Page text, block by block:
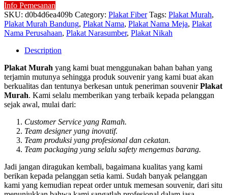
Info Pemesanan
SKU: d0b4d6ea409b Category: Plakat Fiber Tags: Plakat Murah,
Plakat Murah Bandung, Plakat Nama, Plakat Nama Meja, Plakat
Nama Perusahaan, Plakat Narasumber, Plakat Nikah
Description
Plakat Murah yang kami buat menggunakan bahan bahan yang
terjamin mutunya sehingga produk souvenir yang kami buat akan
berkualitas dan tentunya berkesan untuk peneriman souvenirPlakat
Murah. Kami selalu memberikan yang terbaik kepada pelanggan
sejak awal, mulai dari:
Customer Service yang Ramah.
Team designer yang inovatif.
Team produksi yang profesional dan cekatan.
Team packaging yang selalu safety mengemas barang.
Jadi jangan diragukan kembali, bagaimana kualitas yang kami
berikan kepada pelanggan setia kami. Sudah banyak pelanggan
kami yang kemudian repeat order untuk memesan souvenir, dari situ